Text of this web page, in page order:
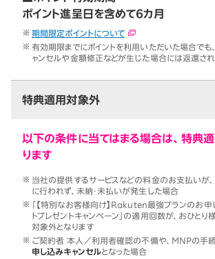
ポイント進呈日を含めて6カ月
期間限定ポイントについて
有効期限までにポイントを利用いただいた場合でも
ャンセルや金額修正などが生じた場合には返還さ
特典適用対象外
以下の条件に当てはまる場合は、特典
ります
当社の提供するサービスなどの料金のお支払いが
に行われず、未納・未払いが発生した場合
「【特別なお客様向け】Rakuten最強プランのお申
トプレゼントキャンペーン」の適用回数が、おひと
対象外となります
ご契約者 本人／利用者確認の不備や、MNPの手
申し込みキャンセルとなった場合